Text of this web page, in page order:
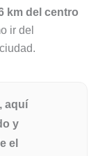
km del centro
ir del
aquí
y
el